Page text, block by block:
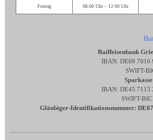
Freitag 08:00 Uhr – 12:00 Uhr
Raiffeisenbank
IBAN: DE69 7016
SWIFT-
IBAN: DE45 7115
SWIFT-
Gläubiger-Identifikationsnummer: